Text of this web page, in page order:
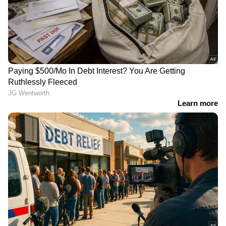
RECOMMENDED STORIES
അർജുൻ ആയങ്കി
റിമാൻഡിൽ; തലശ്ശേരി
സ്‌പെഷ്യൽ സബ്
ജയിലിലേക്ക് മാറ്റി,
ഊന്നുകൽ പൊലീസ് നാളെ
ഫോർമൽ അറസ്റ്റിനുള്ള
അപേക്ഷ നൽകും
അർജുൻ ആയങ്കിയുടെ
അറസ്റ്റ്: വിവരം നൽകിയ
ഓട്ടോ ഡ്രൈവർക്ക്
പാരിതോഷികം; ഒരു ലക്ഷം
രൂപ നൽകുമെന്ന് ഒരു
വ്യക്തി അറിയിച്ചതായി
മന്ത്രി രമേശ് ചെന്നിത്തല